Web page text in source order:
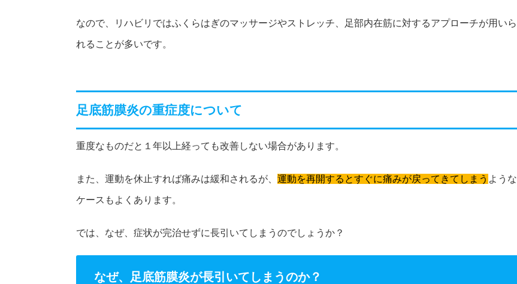
なので、リハビリではふくらはぎのマッサージやストレッチ、足部内在筋に対するアプローチが用いら
れることが多いです。
足底筋膜炎の重症度について
重度なものだと１年以上経っても改善しない場合があります。
また、運動を休止すれば痛みは緩和されるが、 運動を再開するとすぐに痛みが戻ってきてしまう ような
ケースもよくあります。
では、なぜ、症状が完治せずに長引いてしまうのでしょうか？
なぜ、足底筋膜炎が長引いてしまうのか？